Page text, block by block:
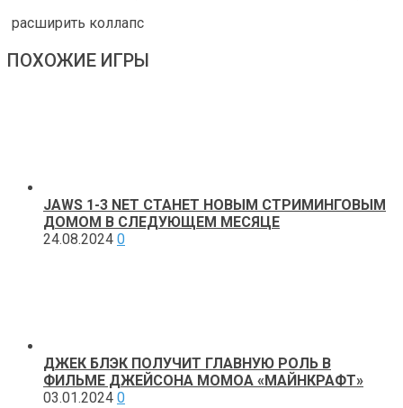
расширить коллапс
ПОХОЖИЕ ИГРЫ
JAWS 1-3 NET СТАНЕТ НОВЫМ СТРИМИНГОВЫМ
ДОМОМ В СЛЕДУЮЩЕМ МЕСЯЦЕ
24.08.2024 0
ДЖЕК БЛЭК ПОЛУЧИТ ГЛАВНУЮ РОЛЬ В
ФИЛЬМЕ ДЖЕЙСОНА МОМОА «МАЙНКРАФТ»
03.01.2024 0